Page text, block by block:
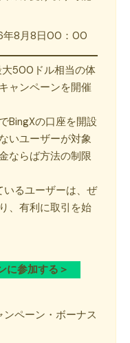
年8月8日00：00
大500ドル相当の体
ャンペーンを開催
BingXの口座を開設
いユーザーが対象
ならば方法の制限
いるユーザーは、ぜ
、有利に取引を始
に参加する＞
ンペーン・ボーナス